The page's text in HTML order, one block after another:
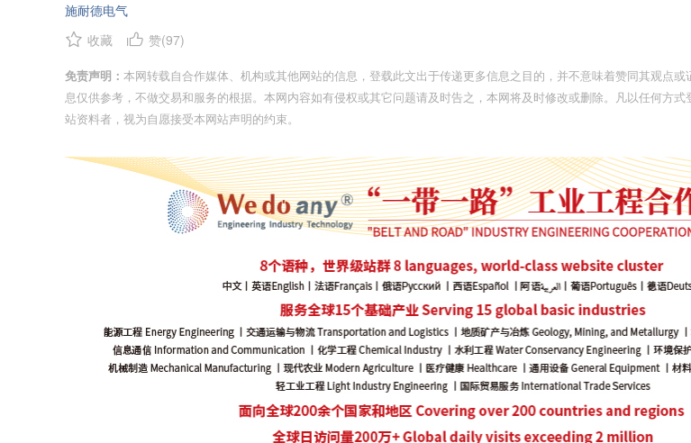
施耐德电气
收藏
赞(97)
免责声明： 本网转载自合作媒体、机构或其他网站的信息，登载此文出于传递更多信息之目的，并不意味着赞同其观点
息仅供参考，不做交易和服务的根据。本网内容如有侵权或其它问题请及时告之，本网将及时修改或删除。凡以任何方
站资料者，视为自愿接受本网站声明的约束。